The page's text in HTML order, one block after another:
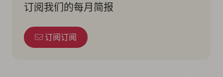
订阅我们的每月简报
订阅订阅